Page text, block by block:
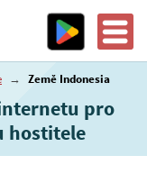
→ Země Indonesia
pro
hostitele